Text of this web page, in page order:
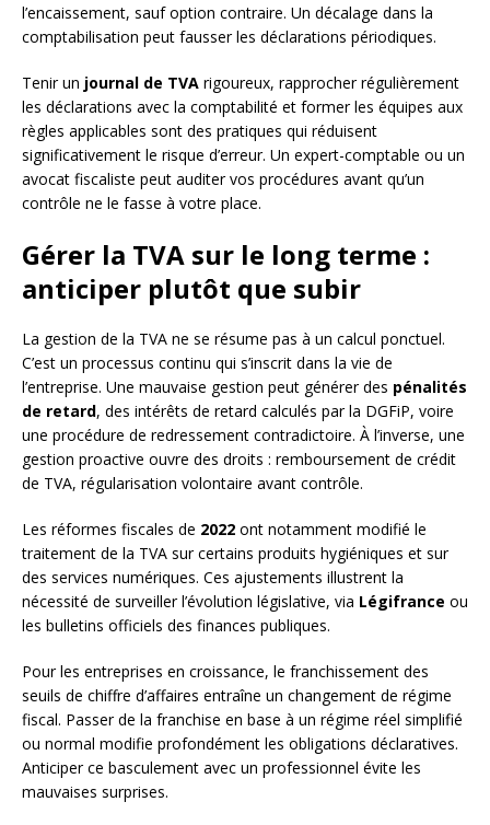
l’encaissement, sauf option contraire. Un décalage dans la
comptabilisation peut fausser les déclarations périodiques.
Tenir un journal de TVA rigoureux, rapprocher régulièrement
les déclarations avec la comptabilité et former les équipes aux
règles applicables sont des pratiques qui réduisent
significativement le risque d’erreur. Un expert-comptable ou un
avocat fiscaliste peut auditer vos procédures avant qu’un
contrôle ne le fasse à votre place.
Gérer la TVA sur le long terme :
anticiper plutôt que subir
La gestion de la TVA ne se résume pas à un calcul ponctuel.
C’est un processus continu qui s’inscrit dans la vie de
l’entreprise. Une mauvaise gestion peut générer des pénalités
de retard, des intérêts de retard calculés par la DGFiP, voire
une procédure de redressement contradictoire. À l’inverse, une
gestion proactive ouvre des droits : remboursement de crédit
de TVA, régularisation volontaire avant contrôle.
Les réformes fiscales de 2022 ont notamment modifié le
traitement de la TVA sur certains produits hygiéniques et sur
des services numériques. Ces ajustements illustrent la
nécessité de surveiller l’évolution législative, via Légifrance ou
les bulletins officiels des finances publiques.
Pour les entreprises en croissance, le franchissement des
seuils de chiffre d’affaires entraîne un changement de régime
fiscal. Passer de la franchise en base à un régime réel simplifié
ou normal modifie profondément les obligations déclaratives.
Anticiper ce basculement avec un professionnel évite les
mauvaises surprises.